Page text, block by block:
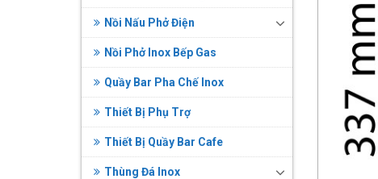
Nồi Nấu Phở Điện
Nồi Phở Inox Bếp Gas
Quầy Bar Pha Chế Inox
Thiết Bị Phụ Trợ
Thiết Bị Quầy Bar Cafe
Thùng Đá Inox